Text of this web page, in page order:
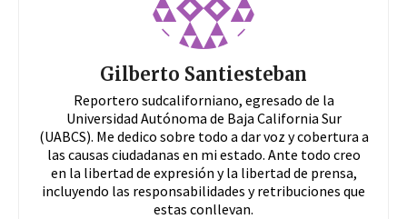
Gilberto Santiesteban
Reportero sudcaliforniano, egresado de la
Universidad Autónoma de Baja California Sur
(UABCS). Me dedico sobre todo a dar voz y cobertura a
las causas ciudadanas en mi estado. Ante todo creo
en la libertad de expresión y la libertad de prensa,
incluyendo las responsabilidades y retribuciones que
estas conllevan.